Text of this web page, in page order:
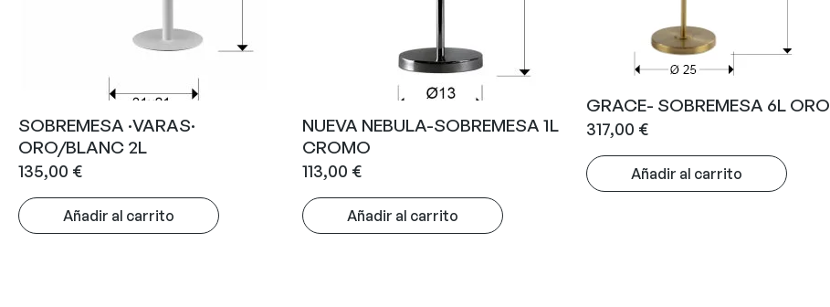
SOBREMESA ·VARAS·
ORO/BLANC 2L
135,00 €
Añadir al carrito
NUEVA NEBULA-SOBREMESA 1L
CROMO
113,00 €
Añadir al carrito
GRACE- SOBREMESA 6L ORO
317,00 €
Añadir al carrito